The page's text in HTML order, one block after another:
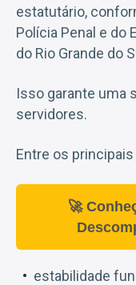
estatutário,
Polícia Penal e do
do Rio Grande do
Isso garante uma
servidores.
Entre os
🚀
estabilidade